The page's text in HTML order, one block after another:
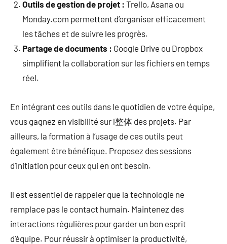
Outils de gestion de projet : Trello, Asana ou
Monday.com permettent d’organiser efficacement
les tâches et de suivre les progrès.
Partage de documents : Google Drive ou Dropbox
simplifient la collaboration sur les fichiers en temps
réel.
En intégrant ces outils dans le quotidien de votre équipe,
vous gagnez en visibilité sur l整体 des projets. Par
ailleurs, la formation à l’usage de ces outils peut
également être bénéfique. Proposez des sessions
d’initiation pour ceux qui en ont besoin.
Il est essentiel de rappeler que la technologie ne
remplace pas le contact humain. Maintenez des
interactions régulières pour garder un bon esprit
d’équipe. Pour réussir à optimiser la productivité,